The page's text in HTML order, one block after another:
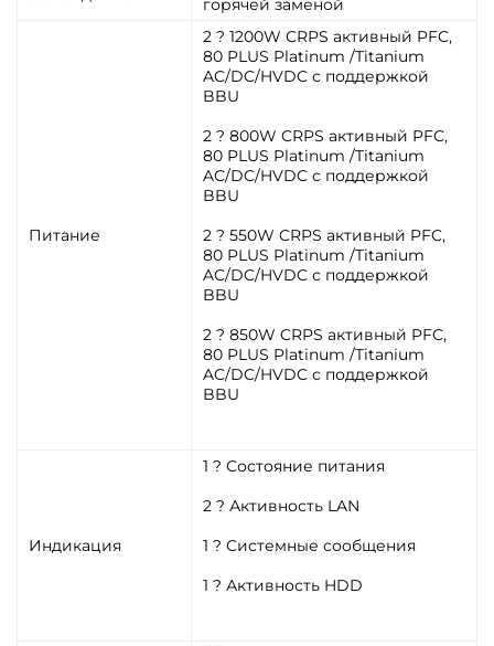
горячей заменой
Питание
2 ? 1200W CRPS активный PFC,
80 PLUS Platinum /Titanium
AC/DC/HVDC с поддержкой
BBU
2 ? 800W CRPS активный PFC,
80 PLUS Platinum /Titanium
AC/DC/HVDC с поддержкой
BBU
2 ? 550W CRPS активный PFC,
80 PLUS Platinum /Titanium
AC/DC/HVDC с поддержкой
BBU
2 ? 850W CRPS активный PFC,
80 PLUS Platinum /Titanium
AC/DC/HVDC с поддержкой
BBU
Индикация
1 ? Состояние питания
2 ? Активность LAN
1 ? Системные сообщения
1 ? Активность HDD